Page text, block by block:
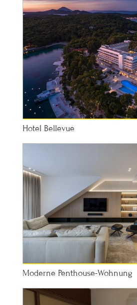
Hotel Bellevue
Moderne Penthouse-Wohnung